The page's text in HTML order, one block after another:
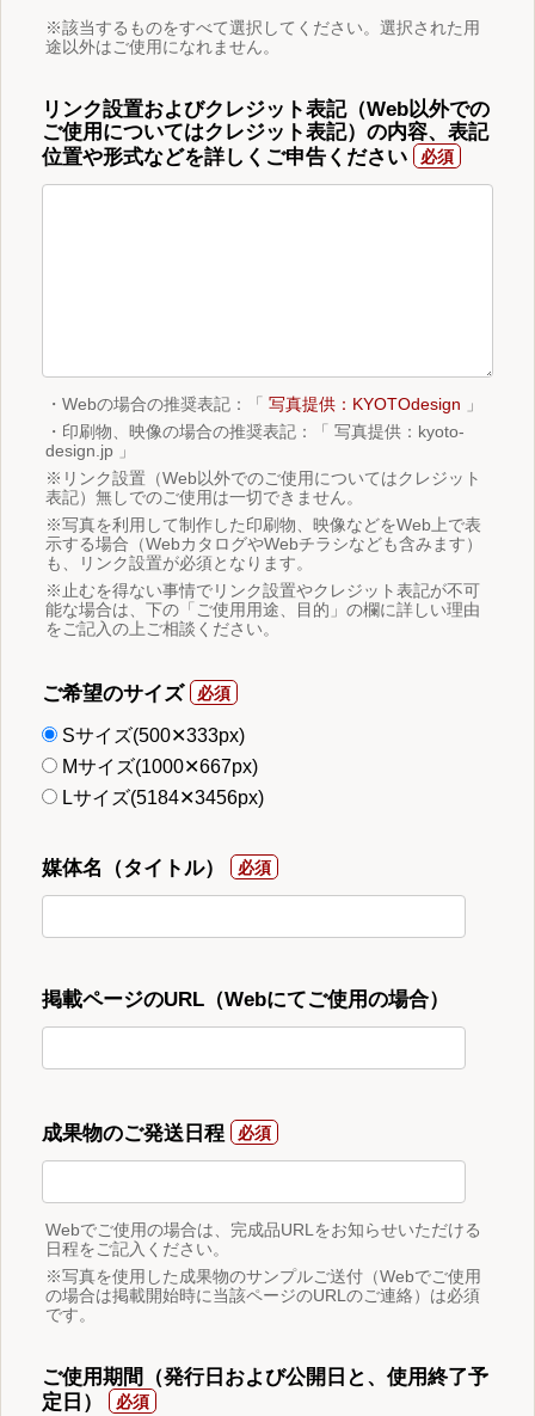
※該当するものをすべて選択してください。選択された用
途以外はご使用になれません。
リンク設置およびクレジット表記（Web以外での
ご使用についてはクレジット表記）の内容、表記
位置や形式などを詳しくご申告ください
・Webの場合の推奨表記：「 写真提供：KYOTOdesign 」
・印刷物、映像の場合の推奨表記：「 写真提供：kyoto-
design.jp 」
※リンク設置（Web以外でのご使用についてはクレジット
表記）無しでのご使用は一切できません。
※写真を利用して制作した印刷物、映像などをWeb上で表
示する場合（WebカタログやWebチラシなども含みます）
も、リンク設置が必須となります。
※止むを得ない事情でリンク設置やクレジット表記が不可
能な場合は、下の「ご使用用途、目的」の欄に詳しい理由
をご記入の上ご相談ください。
ご希望のサイズ
Sサイズ(500✕333px)
Mサイズ(1000✕667px)
Lサイズ(5184✕3456px)
媒体名（タイトル）
掲載ページのURL（Webにてご使用の場合）
成果物のご発送日程
Webでご使用の場合は、完成品URLをお知らせいただける
日程をご記入ください。
※写真を使用した成果物のサンプルご送付（Webでご使用
の場合は掲載開始時に当該ページのURLのご連絡）は必須
です。
ご使用期間（発行日および公開日と、使用終了予
定日）